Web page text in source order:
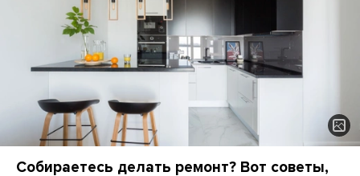
Собираетесь делать ремонт? Вот советы,